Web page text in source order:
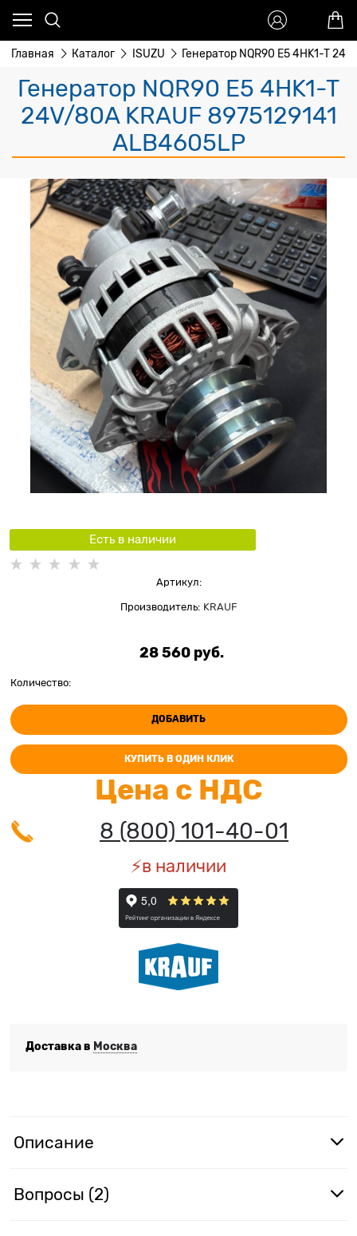
Главная Каталог ISUZU Генератор NQR90 Е5 4HK1-T
Генератор NQR90 Е5 4HK1-T
24V/80A KRAUF 8975129141
ALB4605LP
Есть в наличии
Артикул:
Производитель: KRAUF
28 560 руб.
Количество:
ДОБАВИТЬ
КУПИТЬ В ОДИН КЛИК
Цена с НДС
8 (800) 101-40-01
⚡️в наличии
Доставка в Москва
Описание
Вопросы (2)